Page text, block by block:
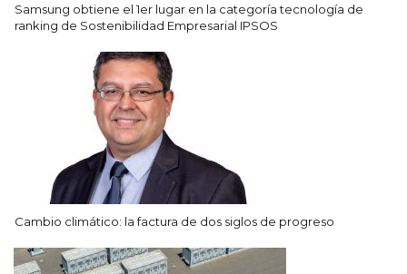
Samsung obtiene el 1er lugar en la categoría tecnología de
ranking de Sostenibilidad Empresarial IPSOS
Cambio climático: la factura de dos siglos de progreso